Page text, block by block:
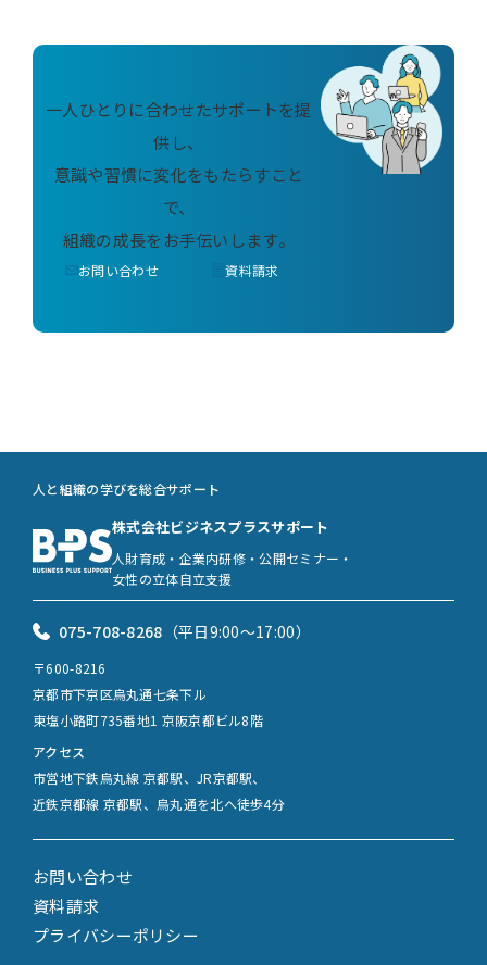
一人ひとりに合わせたサポートを提
供し、
意識や習慣に変化をもたらすこと
で、
組織の成長をお手伝いします。
お問い合わせ 資料請求
お問い合わせ
資料請求
プライバシーポリシー
人と組織の学びを総合サポート
株式会社ビジネスプラスサポート
人財育成・企業内研修・公開セミナー・
女性の立体自立支援
075-708-8268 （平日9:00〜17:00）
〒600-8216
京都市下京区烏丸通七条下ル
東塩小路町735番地1 京阪京都ビル8階
アクセス
市営地下鉄烏丸線 京都駅、JR京都駅、
近鉄京都線 京都駅、烏丸通を北へ徒歩4分